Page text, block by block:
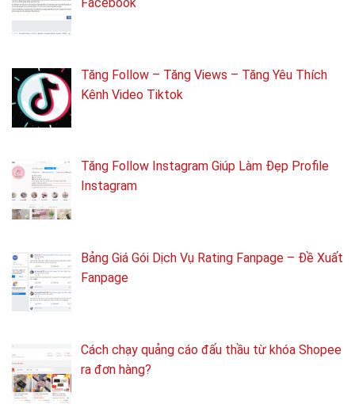
Tăng Follow – Tăng Views – Tăng Yêu Thích
Kênh Video Tiktok
Tăng Follow Instagram Giúp Làm Đẹp Profile
Instagram
Bảng Giá Gói Dịch Vụ Rating Fanpage – Đề Xuất
Fanpage
Cách chạy quảng cáo đấu thầu từ khóa Shopee
ra đơn hàng?